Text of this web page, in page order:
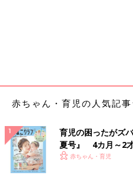
赤ちゃん・育児の人気記
育児の困ったがズ
夏号』 4カ月～2
いっぱい！
赤ちゃん・育児